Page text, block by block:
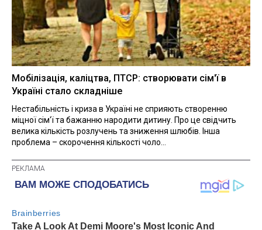
Мобілізація, каліцтва, ПТСР: створювати сім'ї в
Україні стало складніше
Нестабільність і криза в Україні не сприяють створенню
міцної сім'ї та бажанню народити дитину. Про це свідчить
велика кількість розлучень та зниження шлюбів. Інша
проблема – скорочення кількості чоло...